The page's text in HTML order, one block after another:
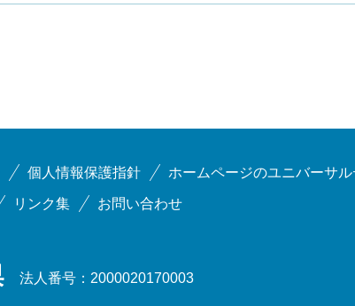
個人情報保護指針 ホームページのユニバーサ
リンク集 お問い合わせ
法人番号：2000020170003